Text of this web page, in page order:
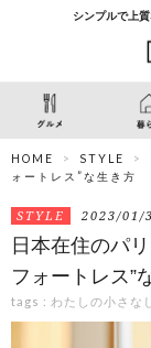
シンプルで上
HOME STYLE
ォートレス”な生き方
STYLE 2023/01/
日本在住のパ
フォートレス”
tags : わたしの小さな